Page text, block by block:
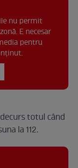
nu permit
E necesar
pentru
totul când
la 112.